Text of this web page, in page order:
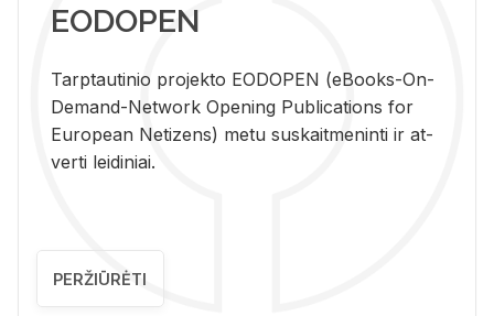
EODOPEN
Tarp­tau­ti­nio pro­jek­to EO­DO­PEN (eBo­oks-On-
De­mand-Ne­twork Ope­ning Pub­li­ca­tions for
Eu­ro­pe­an Ne­ti­zens) metu su­skait­me­nin­ti ir at­
ver­ti lei­di­niai.
PERŽIŪRĖTI